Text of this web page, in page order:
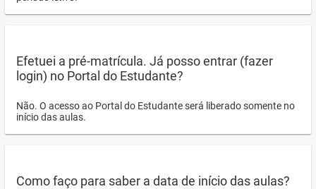
Efetuei a pré-matrícula. Já posso entrar (fazer
login) no Portal do Estudante?
Não. O acesso ao Portal do Estudante será liberado somente no
início das aulas.
Como faço para saber a data de início das aulas?